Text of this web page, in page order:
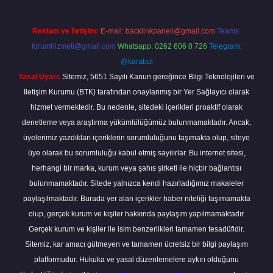
Reklam ve İletişim: E-mail: backlinkpaneli@gmail.com Teams:
forumhizmeti@gmail.com Whatsapp: 0262 606 0 726 Telegram:
@karabul
Yasal Uyarı: Sitemiz, 5651 Sayılı Kanun gereğince Bilgi Teknolojileri ve
İletişim Kurumu (BTK) tarafından onaylanmış bir Yer Sağlayıcı olarak
hizmet vermektedir. Bu nedenle, sitedeki içerikleri proaktif olarak
denetleme veya araştırma yükümlülüğümüz bulunmamaktadır. Ancak,
üyelerimiz yazdıkları içeriklerin sorumluluğunu taşımakta olup, siteye
üye olarak bu sorumluluğu kabul etmiş sayılırlar. Bu internet sitesi,
herhangi bir marka, kurum veya şahıs şirketi ile hiçbir bağlantısı
bulunmamaktadır. Sitede yalnızca kendi hazırladığımız makaleler
paylaşılmaktadır. Burada yer alan içerikler haber niteliği taşımamakta
olup, gerçek kurum ve kişiler hakkında paylaşım yapılmamaktadır.
Gerçek kurum ve kişiler ile isim benzerlikleri tamamen tesadüfidir.
Sitemiz, kar amacı gütmeyen ve tamamen ücretsiz bir bilgi paylaşım
platformudur. Hukuka ve yasal düzenlemelere aykırı olduğunu